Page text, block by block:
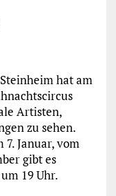
hat am
Artisten,
zu sehen.
Januar, vom
gibt es
19 Uhr.